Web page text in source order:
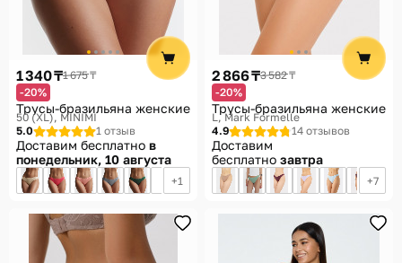
1 340 ₸1 675 ₸
-20%
Трусы-бразильяна женские
50 (XL) MINIMI
5.0
1 отзыв
Доставим бесплатно в
понедельник, 10 августа
1
2 866 ₸3 582 ₸
-20%
Трусы-бразильяна женские
L Mark Formelle
4.9
14 отзывов
Доставим
бесплатно завтра
7